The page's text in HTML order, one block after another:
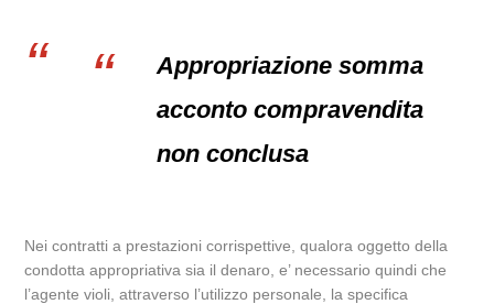
Appropriazione somma
acconto compravendita
non conclusa
Nei contratti a prestazioni corrispettive, qualora oggetto della
condotta appropriativa sia il denaro, e’ necessario quindi che
l’agente violi, attraverso l’utilizzo personale, la specifica